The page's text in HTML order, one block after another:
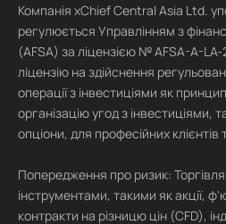
Компанія xChief Central Asia Ltd.
регулюється Управлінням з
(AFSA) за ліцензією № AFSA-A-
ліцензію на здійснення
операції з інвестиціями як
організацію угод з інвестиціями,
опціони, для професійних
Попередження про ризик:
інструментами, такими як акції,
контракти на різницю цін (CFD),